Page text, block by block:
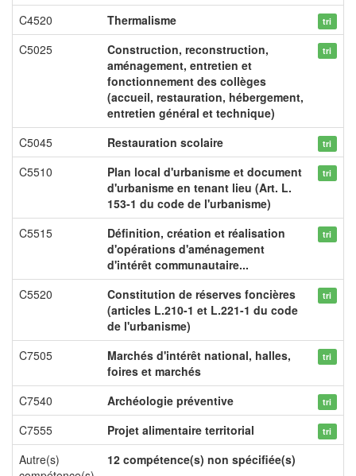
C4520 Thermalisme tri
C5025
Construction, reconstruction,
aménagement, entretien et
fonctionnement des collèges
(accueil, restauration, hébergement,
entretien général et technique)
tri
C5045 Restauration scolaire tri
C5510
Plan local d'urbanisme et document
d'urbanisme en tenant lieu (Art. L.
153-1 du code de l'urbanisme)
tri
C5515
Définition, création et réalisation
d'opérations d'aménagement
d'intérêt communautaire...
tri
C5520
Constitution de réserves foncières
(articles L.210-1 et L.221-1 du code
de l'urbanisme)
tri
C7505
Marchés d'intérêt national, halles,
foires et marchés
tri
C7540 Archéologie préventive tri
C7555 Projet alimentaire territorial tri
Autre(s)
12 compétence(s) non spécifiée(s)